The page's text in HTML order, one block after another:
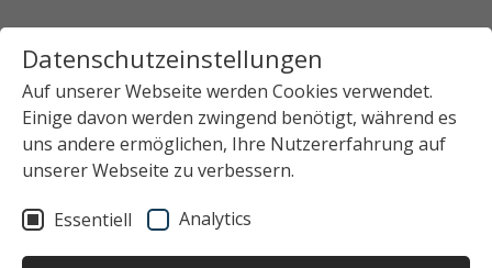
Datenschutzeinstellungen
Auf unserer Webseite werden Cookies verwendet.
Einige davon werden zwingend benötigt, während es
uns andere ermöglichen, Ihre Nutzererfahrung auf
unserer Webseite zu verbessern.
Essentiell Analytics